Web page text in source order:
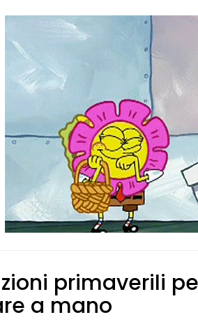
primaverili
a mano